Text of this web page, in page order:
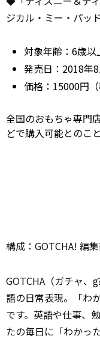
ジカル・ミー・パッド
対象年齢：6歳以
発売日：2018年
価格：15000円（
全国のおもちゃ専門
どで購入可能とのこと
構成：GOTCHA! 編
GOTCHA（ガチャ、
語の日常表現。「わ
です。英語や仕事、勉
たの毎日に「わかっ